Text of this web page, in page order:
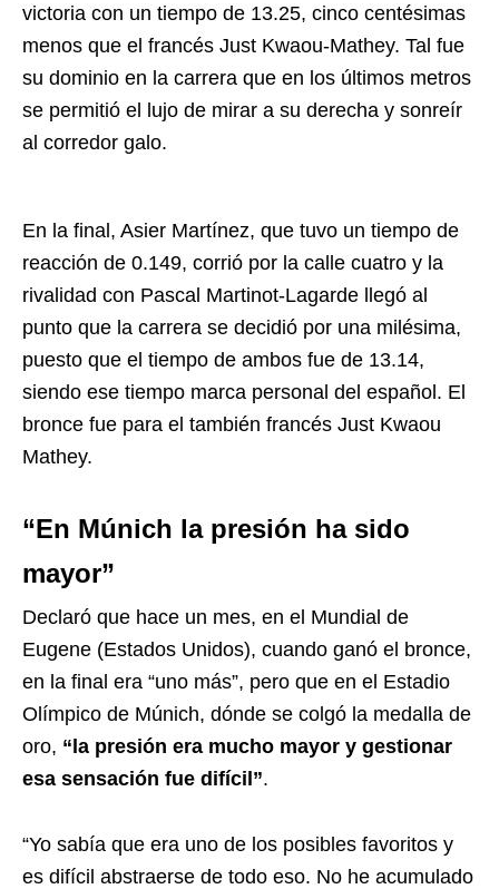
victoria con un tiempo de 13.25, cinco centésimas
menos que el francés Just Kwaou-Mathey. Tal fue
su dominio en la carrera que en los últimos metros
se permitió el lujo de mirar a su derecha y sonreír
al corredor galo.
En la final, Asier Martínez, que tuvo un tiempo de
reacción de 0.149, corrió por la calle cuatro y la
rivalidad con Pascal Martinot-Lagarde llegó al
punto que la carrera se decidió por una milésima,
puesto que el tiempo de ambos fue de 13.14,
siendo ese tiempo marca personal del español. El
bronce fue para el también francés Just Kwaou
Mathey.
“En Múnich la presión ha sido
mayor”
Declaró que hace un mes, en el Mundial de
Eugene (Estados Unidos), cuando ganó el bronce,
en la final era “uno más”, pero que en el Estadio
Olímpico de Múnich, dónde se colgó la medalla de
oro, “la presión era mucho mayor y gestionar
esa sensación fue difícil”.
“Yo sabía que era uno de los posibles favoritos y
es difícil abstraerse de todo eso. No he acumulado